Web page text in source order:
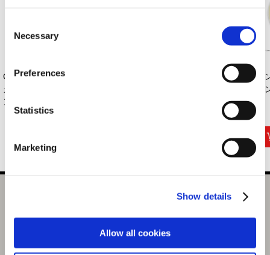
Selection
Necessary
Preferences
Statistics
Marketing
Show details
Allow all cookies
CAPCOMロゴパー
カー(オールカプコ
ン）...
8,800円
カプコンフィギュア
16,500円(税込)
MONSTER HUNTER タマミツネ 総刺繍 リバーシブル スカ
選択中の商品
L / タマミツネ